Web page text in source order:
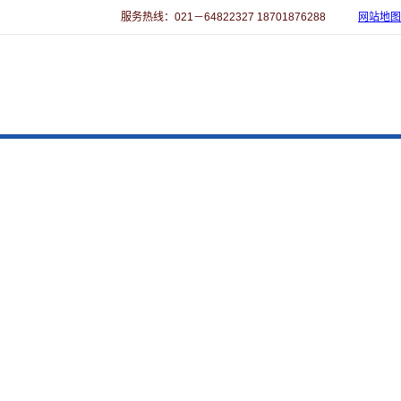
服务热线：021－64822327 18701876288 网站地图